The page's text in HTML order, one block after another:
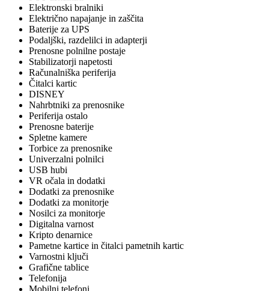
Elektronski bralniki
Električno napajanje in zaščita
Baterije za UPS
Podaljški, razdelilci in adapterji
Prenosne polnilne postaje
Stabilizatorji napetosti
Računalniška periferija
Čitalci kartic
DISNEY
Nahrbtniki za prenosnike
Periferija ostalo
Prenosne baterije
Spletne kamere
Torbice za prenosnike
Univerzalni polnilci
USB hubi
VR očala in dodatki
Dodatki za prenosnike
Dodatki za monitorje
Nosilci za monitorje
Digitalna varnost
Kripto denarnice
Pametne kartice in čitalci pametnih kartic
Varnostni ključi
Grafične tablice
Telefonija
Mobilni telefoni